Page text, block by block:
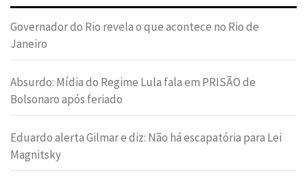
Governador do Rio revela o que acontece no Rio de
Janeiro
Absurdo: Mídia do Regime Lula fala em PRISÃO de
Bolsonaro após feriado
Eduardo alerta Gilmar e diz: Não há escapatória para Lei
Magnitsky